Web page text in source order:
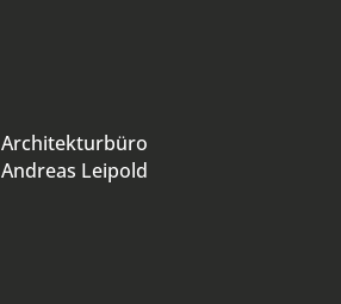
Architekturbüro
Andreas Leipold